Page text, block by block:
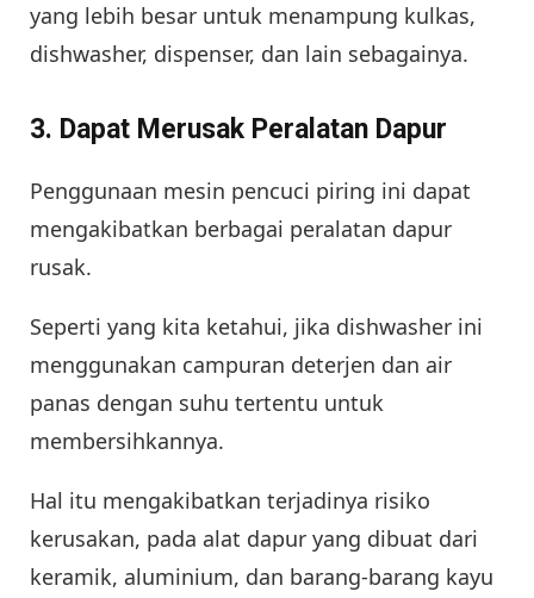
yang lebih besar untuk menampung kulkas,
dishwasher, dispenser, dan lain sebagainya.
3. Dapat Merusak Peralatan Dapur
Penggunaan mesin pencuci piring ini dapat
mengakibatkan berbagai peralatan dapur
rusak.
Seperti yang kita ketahui, jika dishwasher ini
menggunakan campuran deterjen dan air
panas dengan suhu tertentu untuk
membersihkannya.
Hal itu mengakibatkan terjadinya risiko
kerusakan, pada alat dapur yang dibuat dari
keramik, aluminium, dan barang-barang kayu